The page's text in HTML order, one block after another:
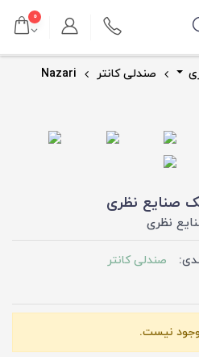
۰
صندلی کانتر Nazari
صنایع نظری
نظری
صندلی کانتر
نیست.